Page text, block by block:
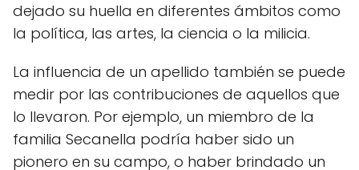
dejado su huella en diferentes ámbitos como
la política, las artes, la ciencia o la milicia.
La influencia de un apellido también se puede
medir por las contribuciones de aquellos que
lo llevaron. Por ejemplo, un miembro de la
familia Secanella podría haber sido un
pionero en su campo, o haber brindado un